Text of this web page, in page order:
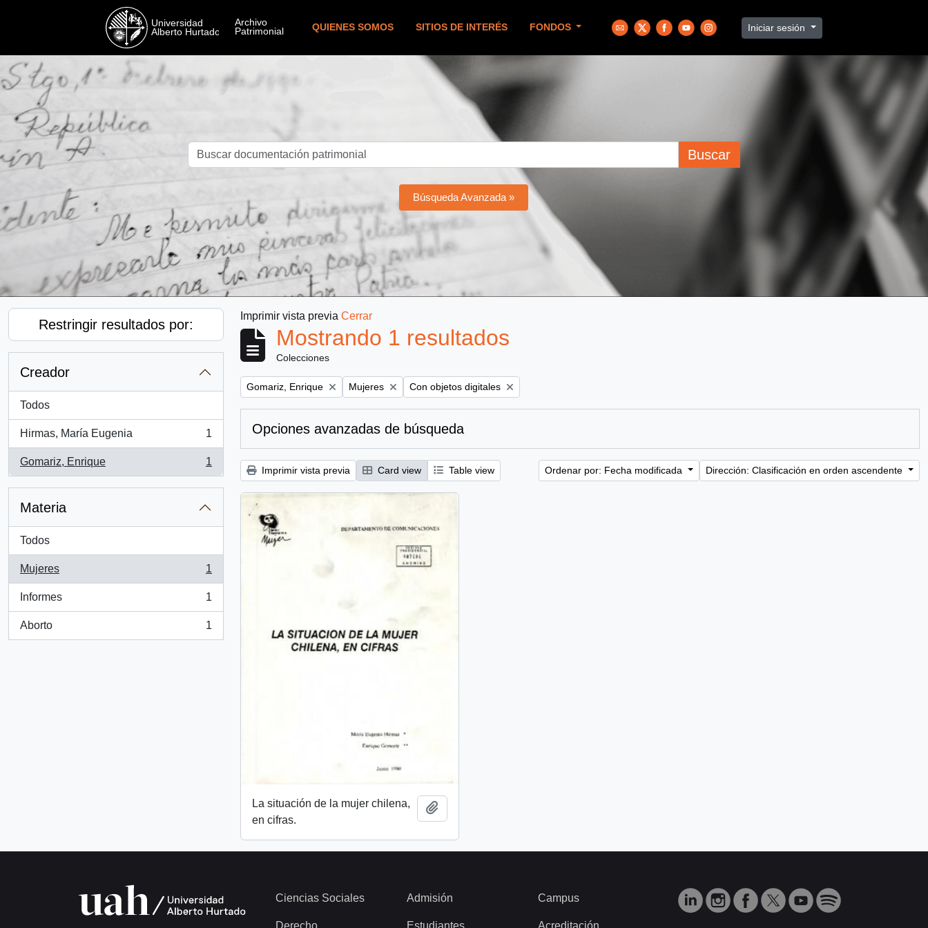
QUIENES SOMOS SITIOS DE INTERÉS FONDOS Iniciar sesión
Buscar
Búsqueda Avanzada »
Restringir resultados por:
Creador
Todos
Hirmas, María Eugenia
, 1 resultados
1
Gomariz, Enrique
, 1 resultados
1
Materia
Todos
Mujeres
, 1 resultados
1
Informes
, 1 resultados
1
Aborto
, 1 resultados
1
Imprimir vista previa Cerrar
Mostrando 1 resultados
Colecciones
Remove filter:
Gomariz, Enrique Remove filter:
Mujeres Remove filter:
Con objetos digitales
Opciones avanzadas de búsqueda
Imprimir vista previa Card view Table view Ordenar por: Fecha modificada Dirección: Clasificación en orden ascendente
La situación de la mujer chilena,
en cifras.
Ciencias Sociales
Derecho
Admisión
Estudiantes
Campus
Acreditación